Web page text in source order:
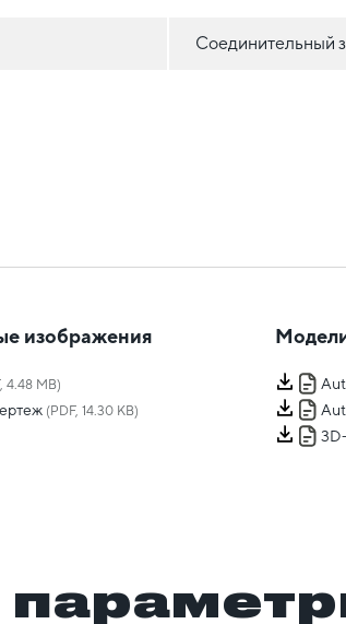
Соединительный
изображения
4.48 MB)
(PDF, 14.30 KB)